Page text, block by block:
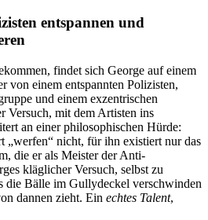
entspannen und
findet sich George auf einem
von einem entspannten Polizisten,
und einem exzentrischen
Versuch, mit dem Artisten ins
an einer philosophischen Hürde:
„werfen“ nicht, für ihn existiert nur das
die er als Meister der Anti-
kläglicher Versuch, selbst zu
die Bälle im Gullydeckel verschwinden
dannen zieht. Ein echtes Talent,